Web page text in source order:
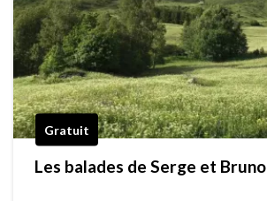
Gratuit
Les balades de Serge et Bruno